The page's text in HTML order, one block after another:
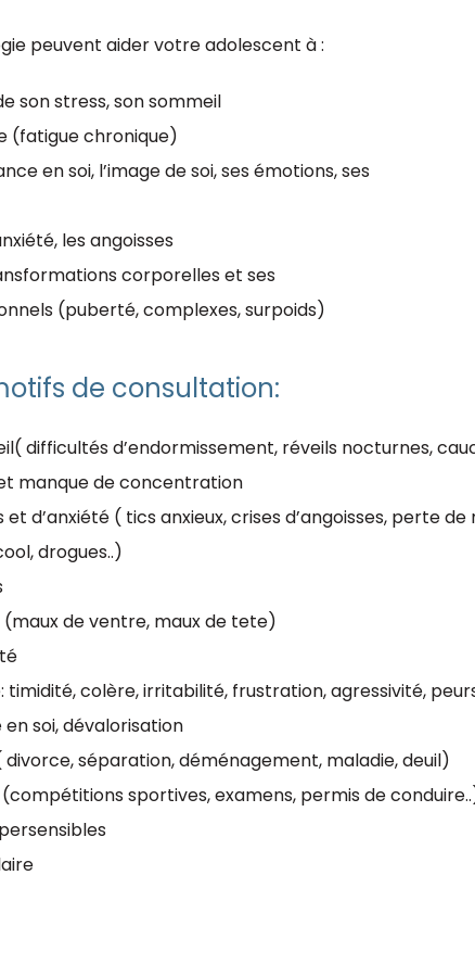
peuvent aider votre adolescent à :
son stress, son sommeil
(fatigue chronique)
en soi, l’image de soi, ses émotions, ses
les angoisses
corporelles et ses
(puberté, complexes, surpoids)
de consultation:
difficultés d’endormissement, réveils nocturnes,
manque de concentration
d’anxiété ( tics anxieux, crises d’angoisses, perte
drogues..)
de ventre, maux de tete)
timidité, colère, irritabilité, frustration, agressivité,
soi, dévalorisation
séparation, déménagement, maladie, deuil)
sportives, examens, permis de